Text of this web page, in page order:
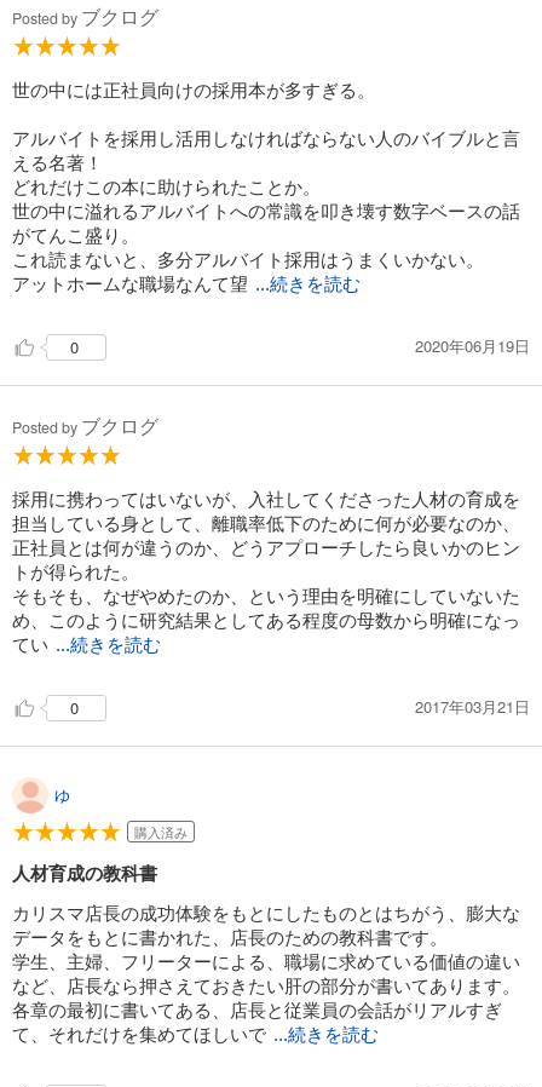
Posted by ブクログ
世の中には正社員向けの採用本が多すぎる。
アルバイトを採用し活用しなければならない人のバイブルと言
える名著！
どれだけこの本に助けられたことか。
世の中に溢れるアルバイトへの常識を叩き壊す数字ベースの話
がてんこ盛り。
これ読まないと、多分アルバイト採用はうまくいかない。
アットホームな職場なんて望 ...続きを読む
0 2020年06月19日
Posted by ブクログ
採用に携わってはいないが、入社してくださった人材の育成を
担当している身として、離職率低下のために何が必要なのか、
正社員とは何が違うのか、どうアプローチしたら良いかのヒン
トが得られた。
そもそも、なぜやめたのか、という理由を明確にしていないた
め、このように研究結果としてある程度の母数から明確になっ
てい ...続きを読む
0 2017年03月21日
ゆ
購入済み
人材育成の教科書
カリスマ店長の成功体験をもとにしたものとはちがう、膨大な
データをもとに書かれた、店長のための教科書です。
学生、主婦、フリーターによる、職場に求めている価値の違い
など、店長なら押さえておきたい肝の部分が書いてあります。
各章の最初に書いてある、店長と従業員の会話がリアルすぎ
て、それだけを集めてほしいで ...続きを読む